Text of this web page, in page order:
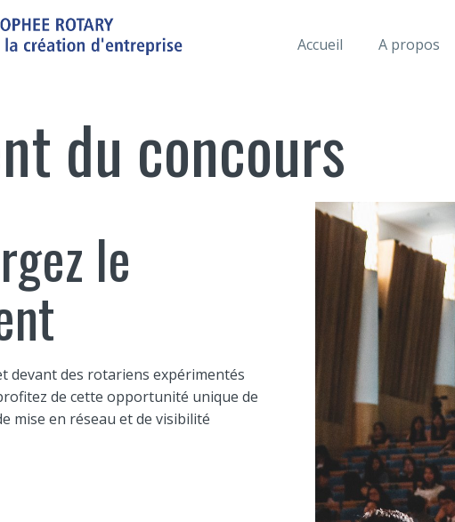
Accueil A propos
du concours
le
devant des rotariens expérimentés
de cette opportunité unique de
mise en réseau et de visibilité